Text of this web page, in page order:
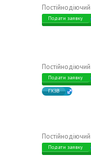
Постійнодіючий
Подати заявку
Постійнодіючий
Подати заявку
ГХЗВ
Постійнодіючий
Подати заявку